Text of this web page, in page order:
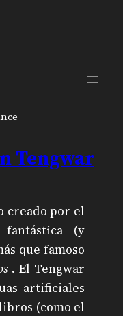
Tengwar
creado por el
(y
que famoso
. El Tengwar
artificiales
(como el